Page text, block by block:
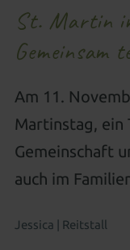
Regional, gesund
Wissenswertes
All-inclusive
Familienwelt
Familienurlaub in
Aussenpool
Spa-
Peelings,
Wellnesspakete
Wellness für
St. Martin
Gemeinsam
Am 11.
Martinstag, ein
Gemeinschaft
auch im
Jessica | Reitstall